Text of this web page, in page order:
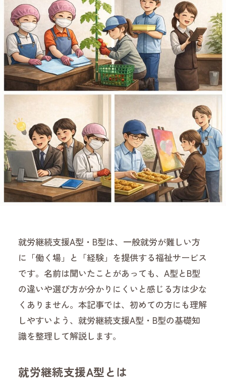
就労継続支援A型・B型は、一般就労が難しい方
に「働く場」と「経験」を提供する福祉サービス
です。名前は聞いたことがあっても、A型とB型
の違いや選び方が分かりにくいと感じる方は少な
くありません。本記事では、初めての方にも理解
しやすいよう、就労継続支援A型・B型の基礎知
識を整理して解説します。
就労継続支援A型とは